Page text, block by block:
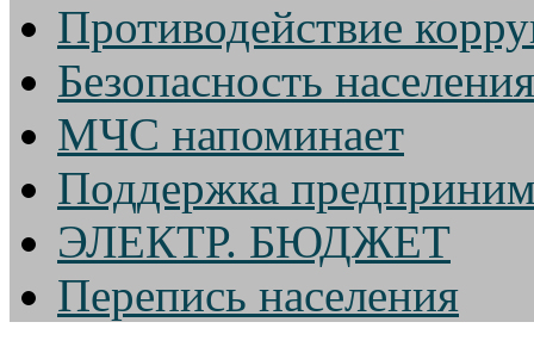
Противодействие
Безопасность населения
МЧС напоминает
Поддержка
ЭЛЕКТР. БЮДЖЕТ
Перепись населения